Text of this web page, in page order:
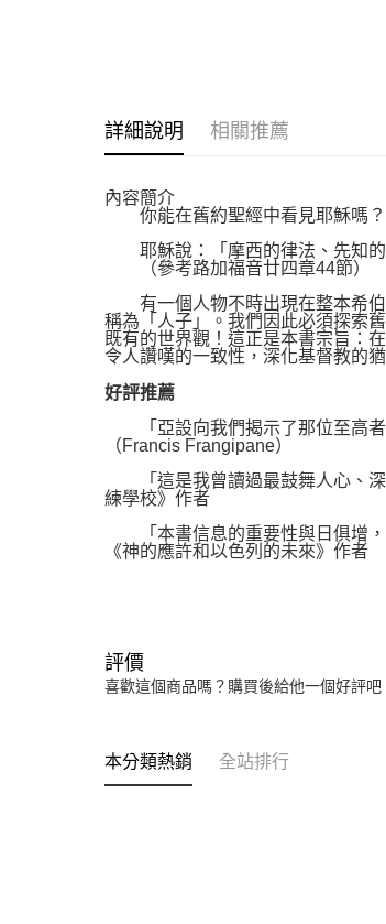
詳細說明 相關推薦
內容簡介
你能在舊約聖經中看見耶穌嗎？
耶穌說：「摩西的律法、先知的
（參考路加福音廿四章44節）
有一個人物不時出現在整本希伯
稱為「人子」。我們因此必須探索
既有的世界觀！這正是本書宗旨：
令人讚嘆的一致性，深化基督教的
好評推薦
「亞設向我們揭示了那位至高者
（Francis Frangipane）
「這是我曾讀過最鼓舞人心、深
練學校》作者
「本書信息的重要性與日俱增，
《神的應許和以色列的未來》作者
評價
喜歡這個商品嗎？購買後給他一個好評吧
本分類熱銷 全站排行